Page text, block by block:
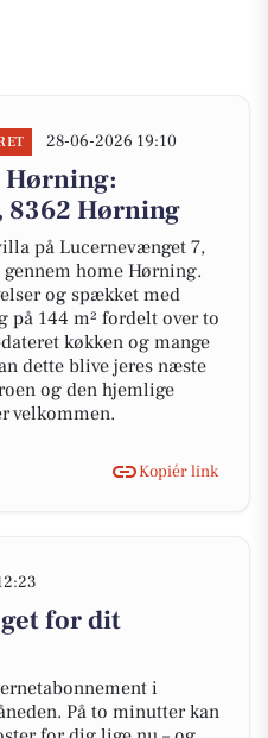
28-06-2026 19:10
Hørning:
8362 Hørning
på Lucernevænget 7,
home Hørning.
og spækket med
på 144 m² fordelt over to
køkken og mange
dette blive jeres næste
og den hjemlige
velkommen.
Kopiér link
for dit
i
På to minutter kan